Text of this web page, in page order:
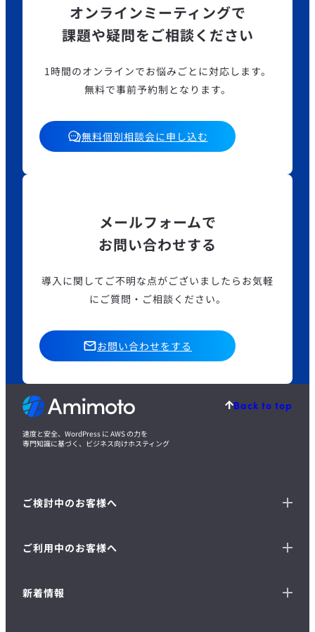
オンラインミーティングで
課題や疑問をご相談ください
1時間のオンラインでお悩みごとに対応します。
無料で事前予約制となります。
無料個別相談会に申し込む
メールフォームで
お問い合わせする
導入に関してご不明な点がございましたら お気軽
にご質問・ご相談ください。
お問い合わせをする
Back to top
速度と安全、WordPress に AWS の力を
専門知識に基づく、ビジネス向けホスティング
ご検討中のお客様へ
ご利用中のお客様へ
新着情報